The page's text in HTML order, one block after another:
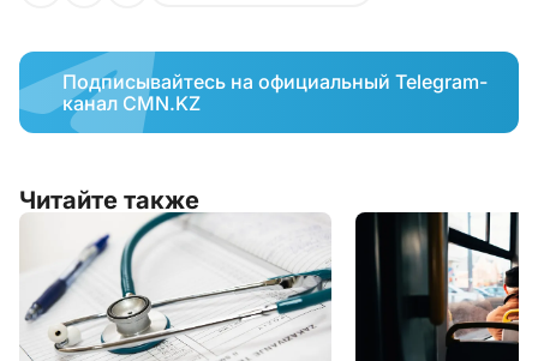
Подписывайтесь на официальный Telegram-
канал CMN.KZ
Читайте также